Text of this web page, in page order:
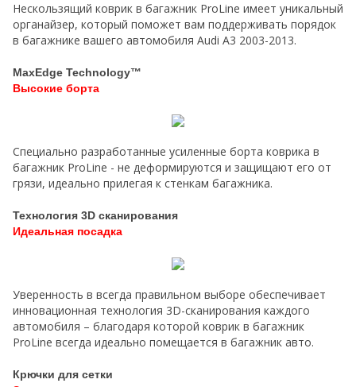
Нескользящий коврик в багажник ProLine имеет уникальный
органайзер, который поможет вам поддерживать порядок
в багажнике вашего автомобиля Audi A3 2003-2013.
MaxEdge Technology™
Высокие борта
Специально разработанные усиленные борта коврика в
багажник ProLine - не деформируются и защищают его от
грязи, идеально прилегая к стенкам багажника.
Технология 3D сканирования
Идеальная посадка
Уверенность в всегда правильном выборе обеспечивает
инновационная технология 3D-сканирования каждого
автомобиля – благодаря которой коврик в багажник
ProLine всегда идеально помещается в багажник авто.
Крючки для сетки